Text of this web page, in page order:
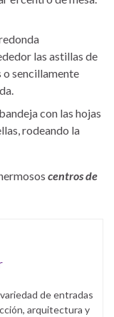
las astillas de
o sencillamente
con las hojas
rodeando la
centros de
de entradas
arquitectura y